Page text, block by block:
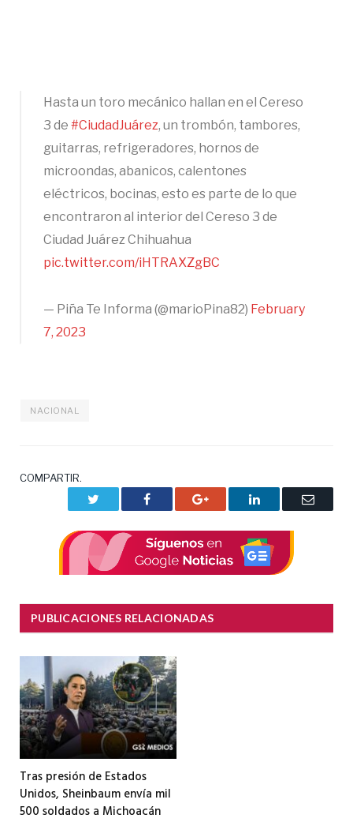
Hasta un toro mecánico hallan en el Cereso
3 de #CiudadJuárez, un trombón, tambores,
guitarras, refrigeradores, hornos de
microondas, abanicos, calentones
eléctricos, bocinas, esto es parte de lo que
encontraron al interior del Cereso 3 de
Ciudad Juárez Chihuahua
pic.twitter.com/iHTRAXZgBC
— Piña Te Informa (@marioPina82) February
7, 2023
NACIONAL
COMPARTIR.
Facebook Google+ LinkedIn
Correo
PUBLICACIONES RELACIONADAS
Tras presión de Estados
Unidos, Sheinbaum envía mil
500 soldados a Michoacán